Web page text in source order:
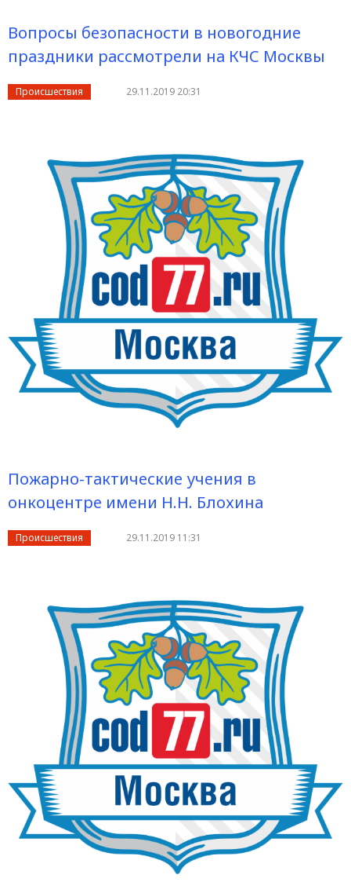
Вопросы безопасности в новогодние
праздники рассмотрели на КЧС Москвы
Происшествия 29.11.2019 20:31
Пожарно-тактические учения в
онкоцентре имени Н.Н. Блохина
Происшествия 29.11.2019 11:31